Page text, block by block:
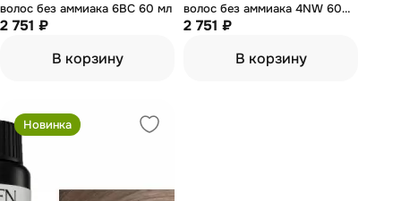
волос без аммиака 6BC 60 мл
2 751 ₽
В корзину
волос без аммиака 4NW 60
мл
2 751 ₽
В корзину
Новинка